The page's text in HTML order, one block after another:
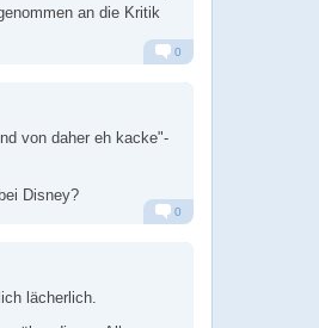
an die Kritik
0
von daher eh kacke"-
Disney?
0
lächerlich.